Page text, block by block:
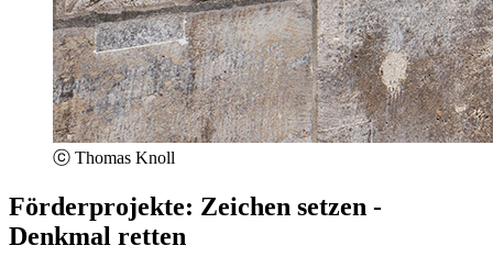
ⓒ Thomas Knoll
Förderprojekte: Zeichen setzen -
Denkmal retten